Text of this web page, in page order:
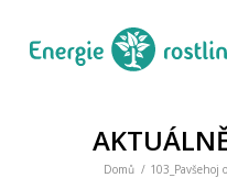
Domů / 103_Pavšehoj